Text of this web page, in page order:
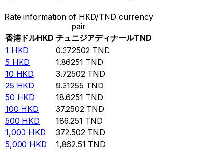
Rate information of HKD/TND currency
pair
香港ドルHKD チュニジアディナールTND
1 HKD 0.372502 TND
5 HKD 1.86251 TND
10 HKD 3.72502 TND
25 HKD 9.31255 TND
50 HKD 18.6251 TND
100 HKD 37.2502 TND
500 HKD 186.251 TND
1,000 HKD 372.502 TND
5,000 HKD 1,862.51 TND